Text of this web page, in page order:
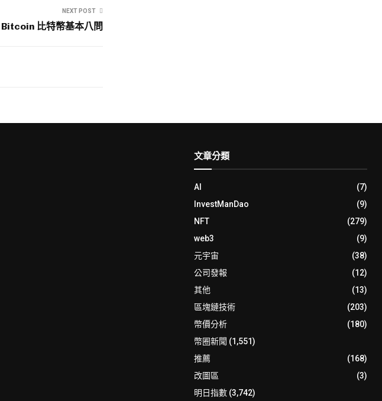
NEXT POST
Bitcoin 比特幣基本八問
文章分類
AI
(7)
InvestManDao
(9)
NFT
(279)
web3
(9)
元宇宙
(38)
公司發報
(12)
其他
(13)
區塊鏈技術
(203)
幣價分析
(180)
幣圈新聞 (1,551)
推薦
(168)
改圖區
(3)
明日指數(3,742)